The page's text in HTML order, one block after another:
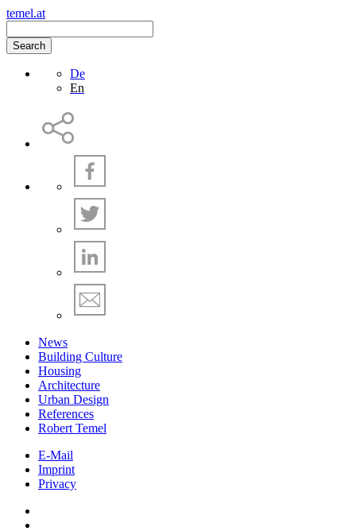
temel.at
Search
De
En
News
Building Culture
Housing
Architecture
Urban Design
References
Robert Temel
E-Mail
Imprint
Privacy